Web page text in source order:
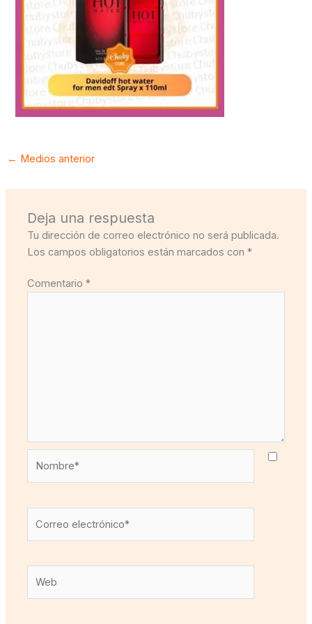
← Medios anterior
Deja una respuesta
Tu dirección de correo electrónico no será publicada.
Los campos obligatorios están marcados con*
Comentario*
electrónico*